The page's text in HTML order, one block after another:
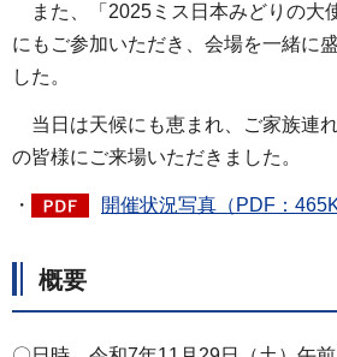
また、「2025ミス日本みどりの大
にもご参加いただき、会場を一緒に
した。
当日は天候にも恵まれ、ご家族連
の皆様にご来場いただきました。
・ 開催状況写真（PDF：
概要